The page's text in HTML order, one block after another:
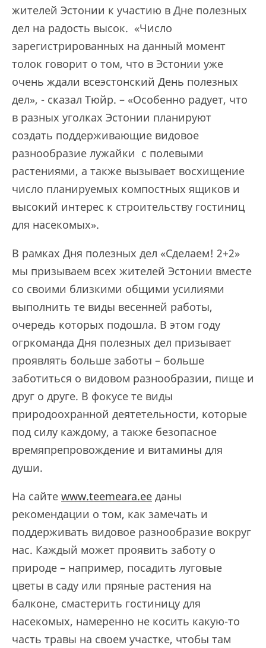
жителей Эстонии к участию в Дне полезных
дел на радость высок. «Число
зарегистрированных на данный момент
толок говорит о том, что в Эстонии уже
очень ждали всеэстонский День полезных
дел», - сказал Тюйр. – «Особенно радует, что
в разных уголках Эстонии планируют
создать поддерживающие видовое
разнообразие лужайки с полевыми
растениями, а также вызывает восхищение
число планируемых компостных ящиков и
высокий интерес к строительству гостиниц
для насекомых».
В рамках Дня полезных дел «Сделаем! 2+2»
мы призываем всех жителей Эстонии вместе
со своими близкими общими усилиями
выполнить те виды весенней работы,
очередь которых подошла. В этом году
огркоманда Дня полезных дел призывает
проявлять больше заботы – больше
заботиться о видовом разнообразии, пище и
друг о друге. В фокусе те виды
природоохранной деятетельности, которые
под силу каждому, а также безопасное
времяпрепровождение и витамины для
души.
На сайте www.teemeara.ee даны
рекомендации о том, как замечать и
поддерживать видовое разнообразие вокруг
нас. Каждый может проявить заботу о
природе – например, посадить луговые
цветы в саду или пряные растения на
балконе, смастерить гостиницу для
насекомых, намеренно не косить какую-то
часть травы на своем участке, чтобы там